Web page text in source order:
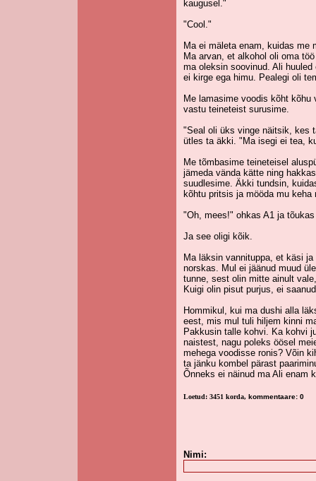
kaugusel."
"Cool."
Ma ei mäleta enam, kuidas me
Ma arvan, et alkohol oli oma
ma oleksin soovinud. Ali
ei kirge ega himu. Pealegi oli
Me lamasime voodis kõht
vastu teineteist surusime.
"Seal oli üks vinge näitsik, kes
ütles ta äkki. "Ma isegi ei tea,
Me tõmbasime teineteisel
jämeda vända kätte ning
suudlesime. Äkki tundsin,
kõhtu pritsis ja mööda mu keha
"Oh, mees!" ohkas A1 ja
Ja see oligi kõik.
Ma läksin vannituppa, et käsi
norskas. Mul ei jäänud muud
tunne, sest olin mitte ainult
Kuigi olin pisut purjus, ei
Hommikul, kui ma dushi alla
eest, mis mul tuli hiljem kinni
Pakkusin talle kohvi. Ka kohvi
naistest, nagu poleks öösel
mehega voodisse ronis? Võin
ta jänku kombel pärast
Õnneks ei näinud ma Ali enam
Loetud: 3451 korda, kommentaare: 0
Nimi: